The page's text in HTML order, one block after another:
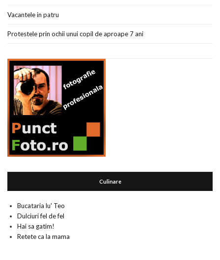
Vacantele in patru
Protestele prin ochii unui copil de aproape 7 ani
Culinare
Bucataria lu' Teo
Dulciuri fel de fel
Hai sa gatim!
Retete ca la mama